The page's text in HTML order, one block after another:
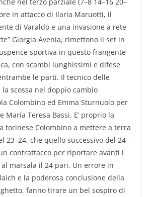
in attacco di Ilaria Maruotti, il
di Varaldo e una invasione a rete
Giorgia Avenia, rimettono il set in
sportiva in questo frangente
con scambi lunghissimi e difese
le parti. Il tecnico delle
scossa nel doppio cambio
Colombino ed Emma Sturnuolo per
Maria Teresa Bassi. E’ proprio la
torinese Colombino a mettere a terra
23–24, che quello successivo del 24–
contrattacco per riportare avanti i
marsala il 24 pari. Un errore in
e la poderosa conclusione della
fanno tirare un bel sospiro di